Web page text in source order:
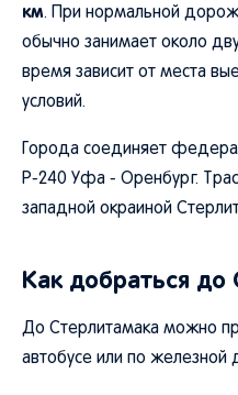
км. При нормальной
обычно занимает около
время зависит от места
условий.
Города соединяет
Р-240 Уфа - Оренбург.
западной окраиной
Как добраться до
До Стерлитамака можно
автобусе или по железной